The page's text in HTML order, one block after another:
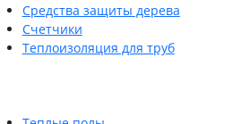
Средства защиты дерева
Счетчики
Теплоизоляция для труб